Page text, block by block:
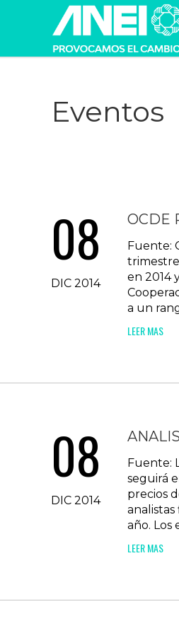
Eventos
08
DIC 2014
OCDE
Fuente:
en 2014
a un
LEER MAS
08
DIC 2014
Fuente:
seguirá
precios
año. Los
LEER MAS